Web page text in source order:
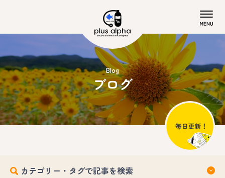
Blog
ブログ
カテゴリー・タグで記事を検索